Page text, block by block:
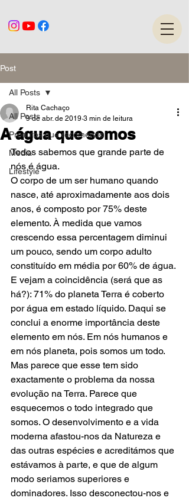
Post
All Posts
Produtos que recomendo
Media
Lifestyle
All Posts
A água que somos
Rita Cachaço
9 de abr. de 2019 3 min de leitura
Todos sabemos que grande parte de
nós é água.
O corpo de um ser humano quando
nasce, até aproximadamente aos dois
anos, é composto por 75% deste
elemento. À medida que vamos
crescendo essa percentagem diminui
um pouco, sendo um corpo adulto
constituído em média por 60% de água.
E vejam a coincidência (será que as
há?): 71% do planeta Terra é coberto
por água em estado líquido. Daqui se
conclui a enorme importância deste
elemento em nós. Em nós humanos e
em nós planeta, pois somos um todo.
Mas parece que esse tem sido
exactamente o problema da nossa
evolução na Terra. Parece que
esquecemos o todo integrado que
somos. O desenvolvimento e a vida
moderna afastou-nos da Natureza e
das outras espécies e acreditámos que
estávamos à parte, e que de algum
modo seriamos superiores e
dominadores. Isso desconectou-nos e